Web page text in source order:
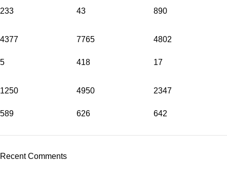
233 43 890
4377
5
7765
418
4802
17
1250
589
4950
626
2347
642
Recent Comments